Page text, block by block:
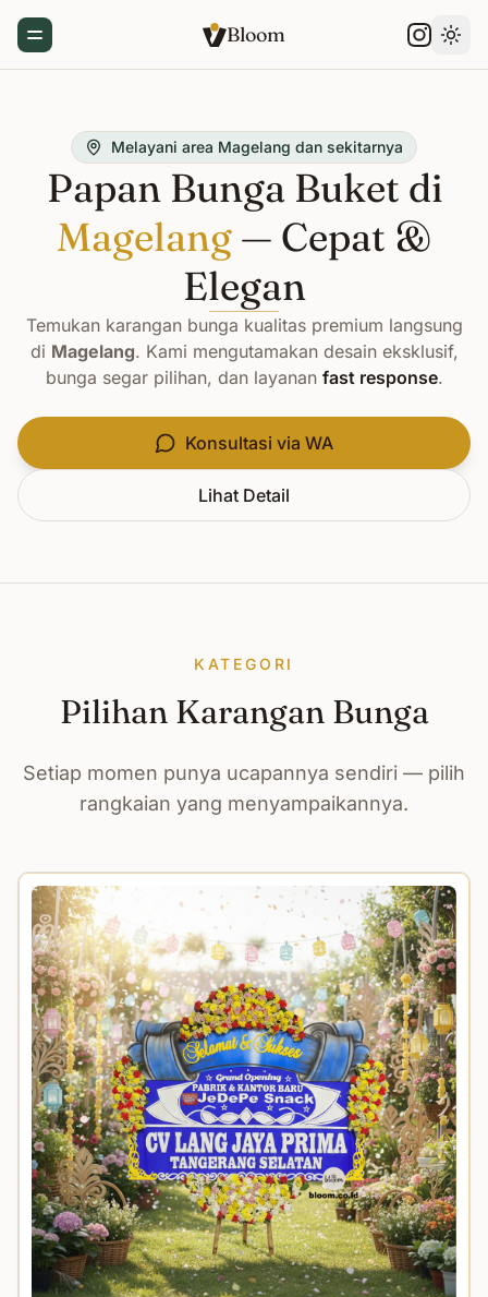
Toggle Menu Bloom
Melayani area Magelang dan sekitarnya
Papan Bunga Buket di
Magelang — Cepat &
Elegan
Temukan karangan bunga kualitas premium langsung
di Magelang. Kami mengutamakan desain eksklusif,
bunga segar pilihan, dan layanan fast response.
Konsultasi via WA
Lihat Detail
KATEGORI
Pilihan Karangan Bunga
Setiap momen punya ucapannya sendiri — pilih
rangkaian yang menyampaikannya.